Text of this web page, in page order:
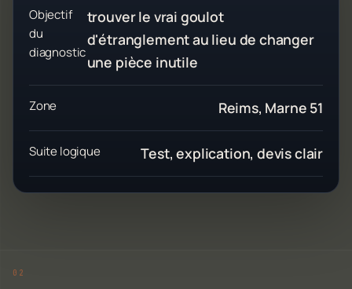
Objectif
du
diagnostic
trouver le vrai goulot
d'étranglement au lieu de changer
une pièce inutile
Zone Reims, Marne 51
Suite logique Test, explication, devis clair